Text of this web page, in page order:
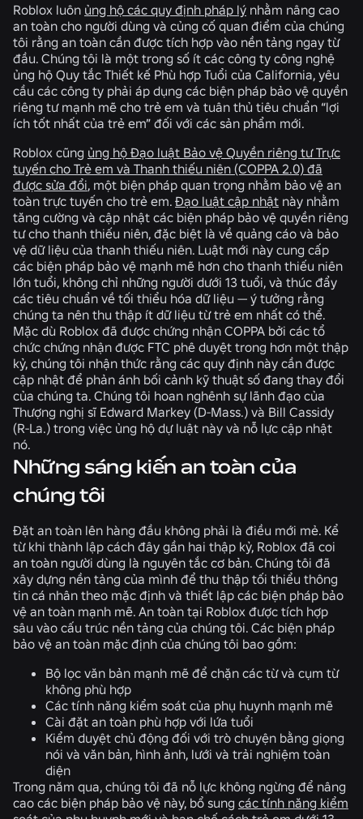
Roblox luôn ủng hộ các quy định pháp lý nhằm nâng cao
an toàn cho người dùng và củng cố quan điểm của chúng
tôi rằng an toàn cần được tích hợp vào nền tảng ngay từ
đầu. Chúng tôi là một trong số ít các công ty công nghệ
ủng hộ Quy tắc Thiết kế Phù hợp Tuổi của California, yêu
cầu các công ty phải áp dụng các biện pháp bảo vệ quyền
riêng tư mạnh mẽ cho trẻ em và tuân thủ tiêu chuẩn “lợi
ích tốt nhất của trẻ em” đối với các sản phẩm mới.
Roblox cũng ủng hộ Đạo luật Bảo vệ Quyền riêng tư Trực
tuyến cho Trẻ em và Thanh thiếu niên (COPPA 2.0) đã
được sửa đổi, một biện pháp quan trọng nhằm bảo vệ an
toàn trực tuyến cho trẻ em. Đạo luật cập nhật này nhằm
tăng cường và cập nhật các biện pháp bảo vệ quyền riêng
tư cho thanh thiếu niên, đặc biệt là về quảng cáo và bảo
vệ dữ liệu của thanh thiếu niên. Luật mới này cung cấp
các biện pháp bảo vệ mạnh mẽ hơn cho thanh thiếu niên
lớn tuổi, không chỉ những người dưới 13 tuổi, và thúc đẩy
các tiêu chuẩn về tối thiểu hóa dữ liệu — ý tưởng rằng
chúng ta nên thu thập ít dữ liệu từ trẻ em nhất có thể.
Mặc dù Roblox đã được chứng nhận COPPA bởi các tổ
chức chứng nhận được FTC phê duyệt trong hơn một thập
kỷ, chúng tôi nhận thức rằng các quy định này cần được
cập nhật để phản ánh bối cảnh kỹ thuật số đang thay đổi
của chúng ta. Chúng tôi hoan nghênh sự lãnh đạo của
Thượng nghị sĩ Edward Markey (D-Mass.) và Bill Cassidy
(R-La.) trong việc ủng hộ dự luật này và nỗ lực cập nhật
nó.
Những sáng kiến an toàn của
chúng tôi
Đặt an toàn lên hàng đầu không phải là điều mới mẻ. Kể
từ khi thành lập cách đây gần hai thập kỷ, Roblox đã coi
an toàn người dùng là nguyên tắc cơ bản. Chúng tôi đã
xây dựng nền tảng của mình để thu thập tối thiểu thông
tin cá nhân theo mặc định và thiết lập các biện pháp bảo
vệ an toàn mạnh mẽ. An toàn tại Roblox được tích hợp
sâu vào cấu trúc nền tảng của chúng tôi. Các biện pháp
bảo vệ an toàn mặc định của chúng tôi bao gồm:
Bộ lọc văn bản mạnh mẽ để chặn các từ và cụm từ
không phù hợp
Các tính năng kiểm soát của phụ huynh mạnh mẽ
Cài đặt an toàn phù hợp với lứa tuổi
Kiểm duyệt chủ động đối với trò chuyện bằng giọng
nói và văn bản, hình ảnh, lưới và trải nghiệm toàn
diện
Trong năm qua, chúng tôi đã nỗ lực không ngừng để nâng
cao các biện pháp bảo vệ này, bổ sung các tính năng kiểm